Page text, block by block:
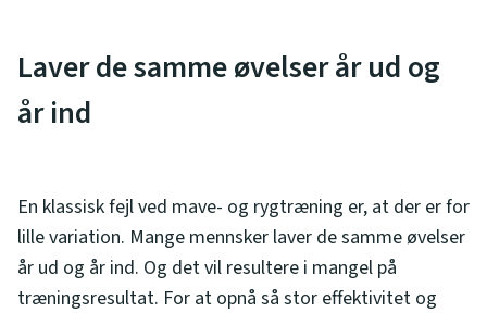
Laver de samme øvelser år ud og
år ind
En klassisk fejl ved mave- og rygtræning er, at der er for
lille variation. Mange mennsker laver de samme øvelser
år ud og år ind. Og det vil resultere i mangel på
træningsresultat. For at opnå så stor effektivitet og